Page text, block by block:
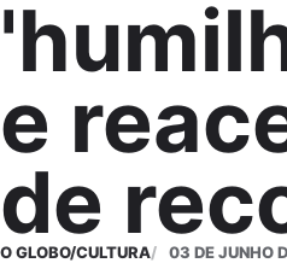
e
de
O GLOBO/CULTURA 03 DE JUNHO